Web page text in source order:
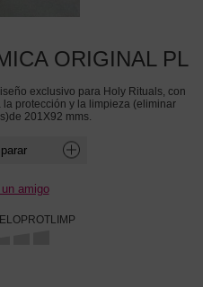
ORIGINAL PL
exclusivo para Holy Rituals, con
protección y la limpieza (eliminar
201X92 mms.